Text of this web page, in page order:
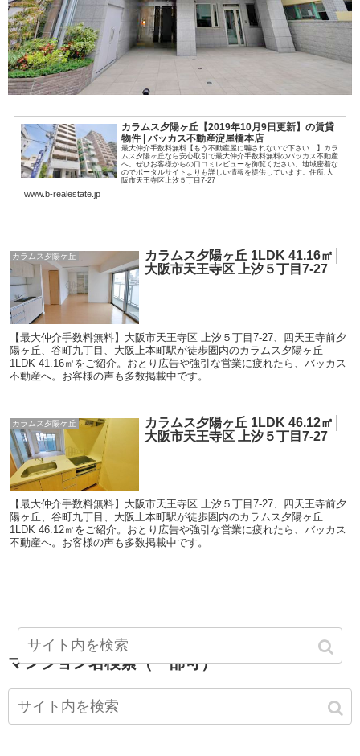
カラムス夕陽ヶ丘【2019年10月9日更新】の賃貸
物件 | バッカス不動産淀屋橋本店
最大仲介手数料無料【もう不動産屋に騙されないで下さい！】カラ
ムス夕陽ヶ丘なら安心取引で最大仲介手数料無料のバッカス不動産
へ。ぜひお客様からの口コミレビューを御覧ください。地域密着な
のでポータルサイトよりも詳しい情報を提供しています。住所:大
阪市天王寺区上汐５丁目7-27
www.b-realestate.jp
カラムス夕陽ケ丘
カラムス夕陽ヶ丘 1LDK 41.16㎡│
大阪市天王寺区 上汐５丁目7-27
【最大仲介手数料無料】大阪市天王寺区 上汐５丁目7-27、四天王寺前夕
陽ヶ丘、谷町九丁目、大阪上本町駅が徒歩圏内のカラムス夕陽ヶ丘
1LDK 41.16㎡をご紹介。おとり広告や強引な営業に疲れたら、バッカス
不動産へ。お客様の声も多数掲載中です。
カラムス夕陽ケ丘
カラムス夕陽ヶ丘 1LDK 46.12㎡│
大阪市天王寺区 上汐５丁目7-27
【最大仲介手数料無料】大阪市天王寺区 上汐５丁目7-27、四天王寺前夕
陽ヶ丘、谷町九丁目、大阪上本町駅が徒歩圏内のカラムス夕陽ヶ丘
1LDK 46.12㎡をご紹介。おとり広告や強引な営業に疲れたら、バッカス
不動産へ。お客様の声も多数掲載中です。
マンション名検索（一部可）